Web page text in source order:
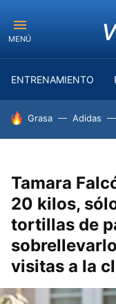
MENÚ
ENTRENAMIENTO
HOY SE HABLA DE
Grasa Adidas
Tamara
20 kilos,
tortillas de
visitas a la